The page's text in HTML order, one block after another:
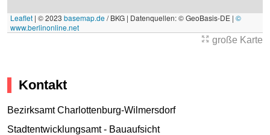
Leaflet | © 2023 basemap.de/ BKG | Datenquellen: © GeoBasis-DE | ©
www.berlinonline.net
große Karte
Kontakt
Bezirksamt Charlottenburg-Wilmersdorf
Stadtentwicklungsamt - Bauaufsicht